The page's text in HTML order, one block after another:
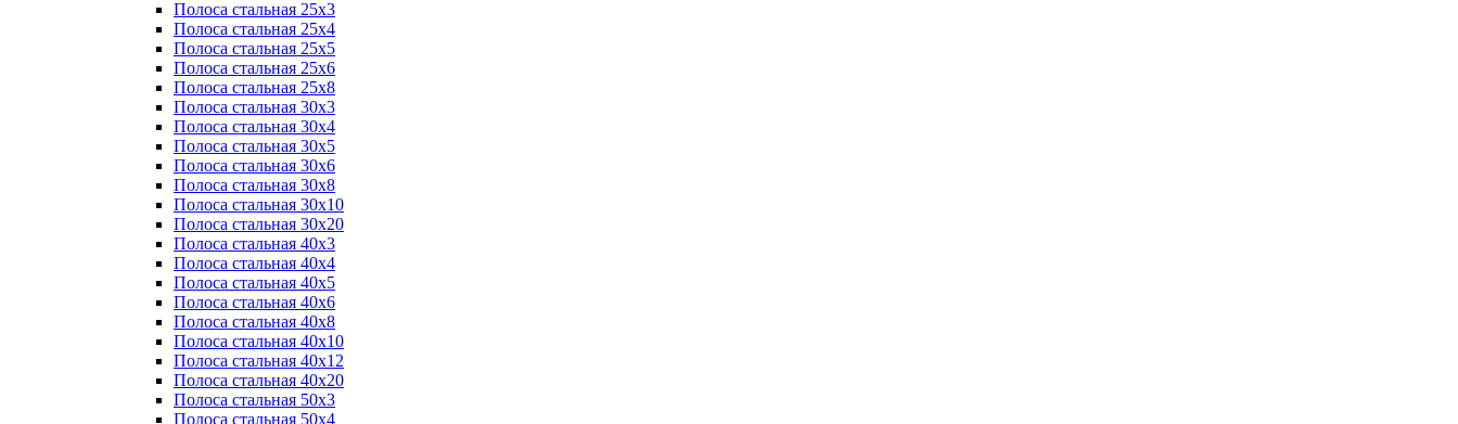
Полоса стальная 25х3
Полоса стальная 25х4
Полоса стальная 25х5
Полоса стальная 25х6
Полоса стальная 25х8
Полоса стальная 30х3
Полоса стальная 30х4
Полоса стальная 30х5
Полоса стальная 30х6
Полоса стальная 30х8
Полоса стальная 30х10
Полоса стальная 30х20
Полоса стальная 40х3
Полоса стальная 40х4
Полоса стальная 40х5
Полоса стальная 40х6
Полоса стальная 40х8
Полоса стальная 40х10
Полоса стальная 40х12
Полоса стальная 40х20
Полоса стальная 50х3
Полоса стальная 50х4